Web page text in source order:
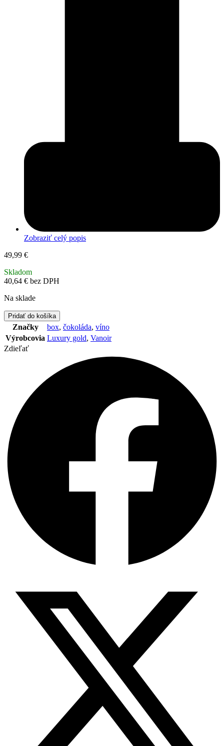
Zobraziť celý popis
49,99 €
Skladom
40,64 € bez DPH
Na sklade
množstvo
Luxusný
darčekový
box
Dolce
Pridať do košíka
Značky box, čokoláda, víno
Výrobcovia Luxury gold, Vanoir
Zdieľať